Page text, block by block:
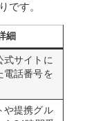
です。
細
式サイトに
電話番号を
や提携グル